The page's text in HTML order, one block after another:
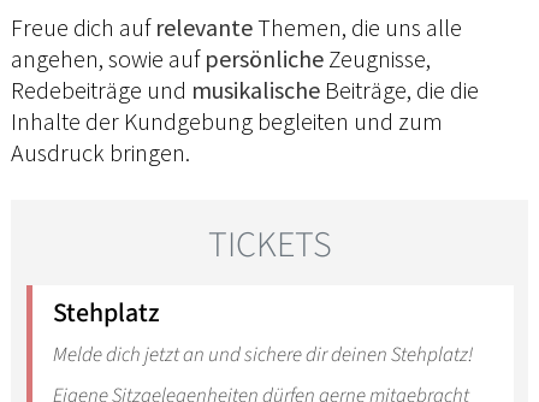
Freue dich auf relevanteThemen, die uns alle
angehen, sowie auf persönliche Zeugnisse,
Redebeiträge und musikalische Beiträge, die die
Inhalte der Kundgebung begleiten und zum
Ausdruck bringen.